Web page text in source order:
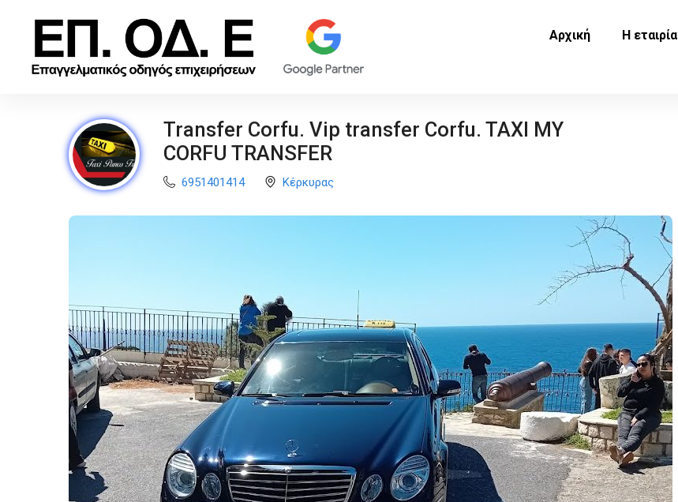
Αρχική Η εταιρία
Transfer Corfu. Vip transfer Corfu. TAXI MY
CORFU TRANSFER
6951401414 Κέρκυρας